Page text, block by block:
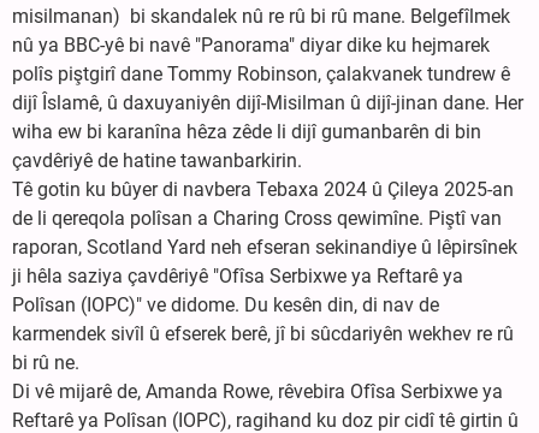
misilmanan) bi skandalek nû re rû bi rû mane. Belgefîlmek
nû ya BBC-yê bi navê "Panorama" diyar dike ku hejmarek
polîs piştgirî dane Tommy Robinson, çalakvanek tundrew ê
dijî Îslamê, û daxuyaniyên dijî-Misilman û dijî-jinan dane. Her
wiha ew bi karanîna hêza zêde li dijî gumanbarên di bin
çavdêriyê de hatine tawanbarkirin.
Tê gotin ku bûyer di navbera Tebaxa 2024 û Çileya 2025-an
de li qereqola polîsan a Charing Cross qewimîne. Piştî van
raporan, Scotland Yard neh efseran sekinandiye û lêpirsînek
ji hêla saziya çavdêriyê "Ofîsa Serbixwe ya Reftarê ya
Polîsan (IOPC)" ve didome. Du kesên din, di nav de
karmendek sivîl û efserek berê, jî bi sûcdariyên wekhev re rû
bi rû ne.
Di vê mijarê de, Amanda Rowe, rêvebira Ofîsa Serbixwe ya
Reftarê ya Polîsan (IOPC), ragihand ku doz pir cidî tê girtin û